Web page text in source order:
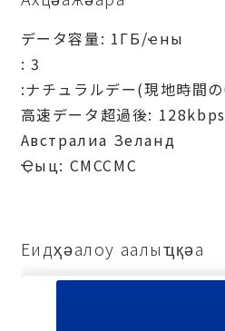
データ容量: 1ГБ/ҽны
: 3
:ナチュラルデー(現地時間
高速データ超過後:
Австралиа Зеланд
Ҿыц: СМССМС
Еидҳәалоу аалыҵқәа